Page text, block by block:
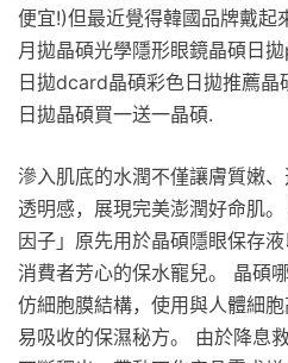
便宜!)但最近覺得韓國品牌戴起
月拋晶碩光學隱形眼鏡晶碩日
日拋dcard晶碩彩色日拋推薦
日拋晶碩買一送一晶碩.
滲入肌底的水潤不僅讓膚質嫩
透明感，展現完美澎潤好命肌
因子」原先用於晶碩隱眼保存
消費者芳心的保水寵兒。 晶碩
仿細胞膜結構，使用與人體細
易吸收的保濕秘方。 由於降息